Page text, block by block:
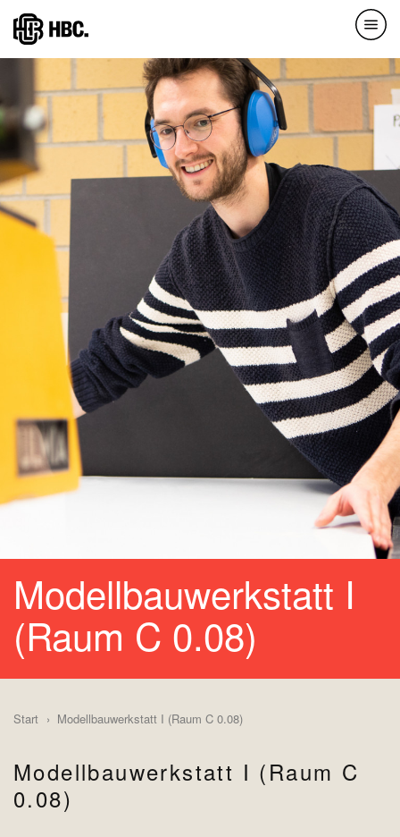
Direkt
zum
Inhalt
Modellbauwerkstatt I
(Raum C 0.08)
Start Modellbauwerkstatt I (Raum C 0.08)
Modellbauwerkstatt I (Raum C
0.08)